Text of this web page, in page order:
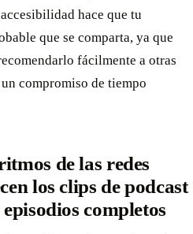
hace que tu
que se comparta, ya que
fácilmente a otras
compromiso de tiempo
de las redes
los clips de podcast
completos